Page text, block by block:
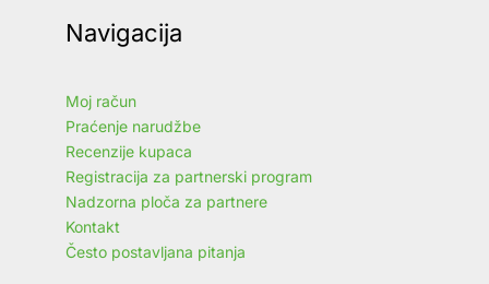
Navigacija
Moj račun
Praćenje narudžbe
Recenzije kupaca
Registracija za partnerski program
Nadzorna ploča za partnere
Kontakt
Često postavljana pitanja